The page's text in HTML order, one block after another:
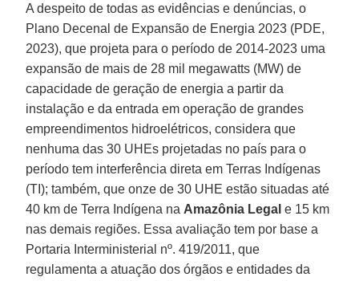
A despeito de todas as evidências e denúncias, o
Plano Decenal de Expansão de Energia 2023 (PDE,
2023), que projeta para o período de 2014-2023 uma
expansão de mais de 28 mil megawatts (MW) de
capacidade de geração de energia a partir da
instalação e da entrada em operação de grandes
empreendimentos hidroelétricos, considera que
nenhuma das 30 UHEs projetadas no país para o
período tem interferência direta em Terras Indígenas
(TI); também, que onze de 30 UHE estão situadas até
40 km de Terra Indígena na Amazônia Legal e 15 km
nas demais regiões. Essa avaliação tem por base a
Portaria Interministerial nº. 419/2011, que
regulamenta a atuação dos órgãos e entidades da